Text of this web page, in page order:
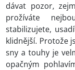
dávat pozor,
prožíváte
stabilizujete,
klidnější. Protože
sny a touhy je
opačným